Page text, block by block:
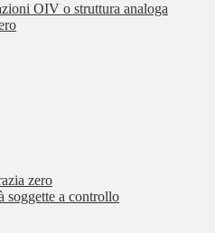
OIV o struttura analoga
zero
soggette a controllo